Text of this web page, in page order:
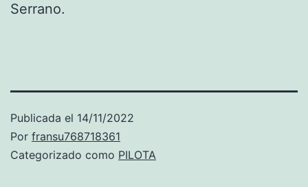
Serrano.
Publicada el 14/11/2022
Por fransu768718361
Categorizado como PILOTA